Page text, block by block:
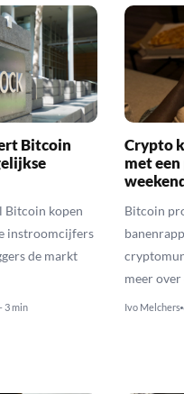
Bitcoin
Bitcoin kopen
instroomcijfers
de markt
3 min
Crypto
met
Bitcoin
meer over
Ivo Melchers